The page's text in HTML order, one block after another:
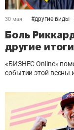
30 мая #другие виды
Боль
другие
«БИЗНЕС Online»
событии этой весны